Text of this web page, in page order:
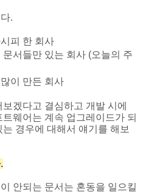
.
피 한 회사
서들만 있는 회사 (오늘의 주
이 만든 회사
겠다고 결심하고 개발 시에
웨어는 계속 업그레이드가 되
경우에 대해서 얘기를 해보
안되는 문서는 혼동을 일으킬